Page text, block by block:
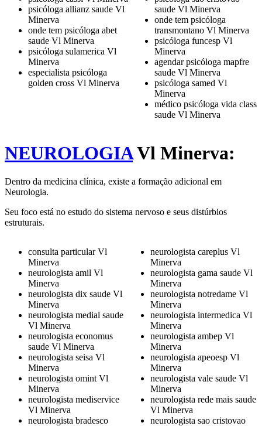
psicóloga allianz saude Vl
Minerva
onde tem psicóloga abet
saude Vl Minerva
psicóloga sulamerica Vl
Minerva
especialista psicóloga
golden cross Vl Minerva
saude Vl Minerva
onde tem psicóloga
transmontano Vl Minerva
psicóloga funcesp Vl
Minerva
agendar psicóloga mapfre
saude Vl Minerva
psicóloga samed Vl
Minerva
médico psicóloga vida class
saude Vl Minerva
NEUROLOGIAVl Minerva:
Dentro da medicina clínica, existe a formação adicional em
Neurologia.
Seu foco está no estudo do sistema nervoso e seus distúrbios
estruturais.
consulta particular Vl
Minerva
neurologista amil Vl
Minerva
neurologista dix saude Vl
Minerva
neurologista medial saude
Vl Minerva
neurologista economus
saude Vl Minerva
neurologista seisa Vl
Minerva
neurologista omint Vl
Minerva
neurologista mediservice
Vl Minerva
neurologista bradesco
neurologista careplus Vl
Minerva
neurologista gama saude Vl
Minerva
neurologista notredame Vl
Minerva
neurologista intermedica Vl
Minerva
neurologista ambep Vl
Minerva
neurologista apeoesp Vl
Minerva
neurologista vale saude Vl
Minerva
neurologista rede mais saude
Vl Minerva
neurologista sao cristovao